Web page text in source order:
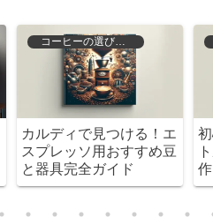
コストコの水を使った水
出しコーヒーの極意！美
味しさを引き出すコツと
は？